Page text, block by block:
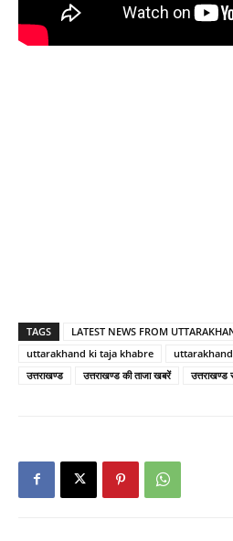
TAGS
LATEST NEWS FROM
uttarakhand ki taja khabre
उत्तराखण्ड
उत्तराखण्ड की ताजा खबरें उत्तराखण्ड